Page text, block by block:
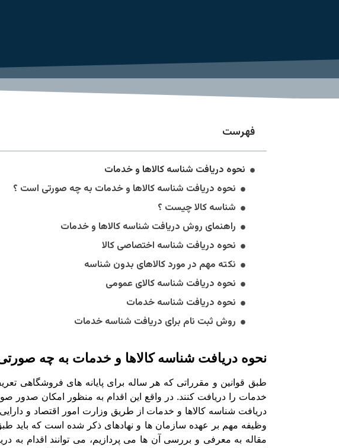
فهرست
نحوه دریافت شناسه کالاها و خدمات
نحوه دریافت شناسه کالاها و خدمات به چه صورتی است ؟
شناسه کالا چیست ؟
راهنمای روش دریافت شناسه کالاها و خدمات
نحوه دریافت شناسه اختصاصی کالا
نکته مهم در مورد کالاهای بدون شناسه
نحوه دریافت شناسه کالای عمومی
نحوه دریافت شناسه خدمات
روش ثبت نام برای دریافت شناسه خدمات
نحوه دریافت شناسه کالاها و خدمات به چه
خدمات را دریافت کنند. در واقع این اقدام به منظور امکان صدور
دریافت شناسه کالاها و خدمات از طریق وزارت امور اقتصاد و
وظیفه مهم بر عهده سازمان ها و نهادهای ذکر شده است که باید
مقاله به معرفی و بررسی آن ها می پردازیم، می توانند اقدام به